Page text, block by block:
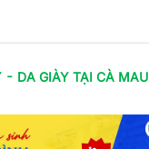
- DA GIÀY TẠI CÀ MAU